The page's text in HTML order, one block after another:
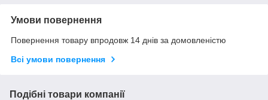
Умови повернення
Повернення товару впродовж 14 днів за домовленістю
Всі умови повернення
Подібні товари компанії